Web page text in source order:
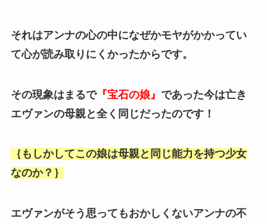
それはアンナの心の中になぜかモヤがかかってい
て心が読み取りにくかったからです。
その現象はまるで『宝石の娘』 であった今は亡き
エヴァンの母親と全く同じだったのです！
｛もしかしてこの娘は母親と同じ能力を持つ少女
なのか？｝
エヴァンがそう思ってもおかしくないアンナの不